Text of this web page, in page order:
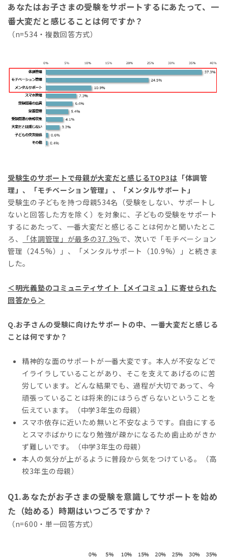
あなたはお子さまの受験をサポートするにあたって、一
番大変だと感じることは何ですか？
（n=534・複数回答方式）
受験生のサポートで母親が大変だと感じるTOP3は 「体調管
理」、「モチベーション管理」、「メンタルサポート」
受験生の子どもを持つ母親534名（受験をしない、サポートし
ないと回答した方を除く）を対象に、子どもの受験をサポート
するにあたって、一番大変だと感じることは何かと聞いたとこ
ろ、
「体調管理」が最多の37.3%で、次いで「モチベーション
管理（24.5%）」、「メンタルサポート（10.9%）」と続きま
した。
＜明光義塾のコミュニティサイト【メイコミュ】に寄せられた
回答から ＞
Q.お子さんの受験に向けたサポートの中、一番大変だと感じる
ことは何ですか？
精神的な面のサポートが一番大変です。本人が不安などで
イライラしていることがあり、そこを支えてあげるのに苦
労しています。どんな結果でも、過程が大切であって、今
頑張っていることは将来的にはうらぎらないということを
伝えています。（中学3年生の母親）
スマホ依存に近いため無いと不安なようです。自由にする
とスマホばかりになり勉強が疎かになるため歯止めがきか
ず難しいです。（中学3年生の母親）
本人の気分が上がるように普段から気をつけている。（高
校3年生の母親）
Q1.あなたがお子さまの受験を意識してサポートを始め
た（始める）時期はいつごろですか？
（n=600・単一回答方式）